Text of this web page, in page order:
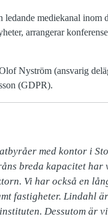
mediekanal inom
arrangerar
Nyström (ansvarig
(GDPR).
med kontor i
breda kapacitet har
Vi har också en
fastigheter. Lindahl
Dessutom är vi